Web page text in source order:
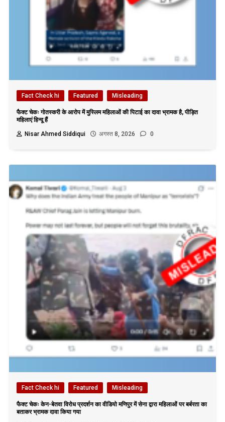
Fact Check hi Featured Misleading
फैक्ट चेकः गोतस्करी के आरोप में मुस्लिम महिलाओं की पिटाई का दावा भ्रामक है, पीड़ित
महिलाएं हिन्दू हैं
Nisar Ahmed Siddiqui
अगस्त 8, 2026 0
Fact Check hi Featured Misleading
फैक्ट चेकः केन-बेतवा विरोध प्रदर्शन का वीडियो मणिपुर में सेना द्वारा महिलाओं पर बर्बरता का
बताकर भ्रामक दावा किया गया